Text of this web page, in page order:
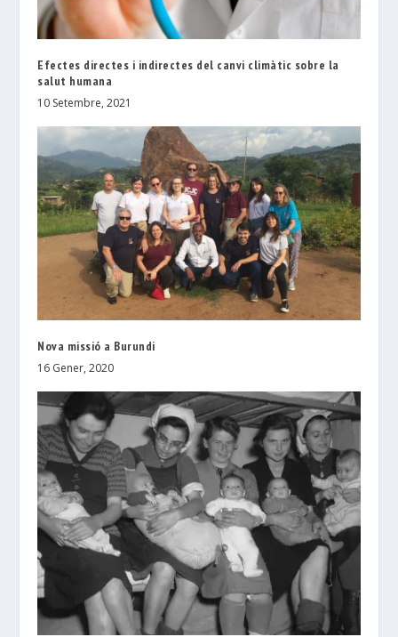
Efectes directes i indirectes del canvi climàtic sobre la
salut humana
10 Setembre, 2021
Nova missió a Burundi
16 Gener, 2020